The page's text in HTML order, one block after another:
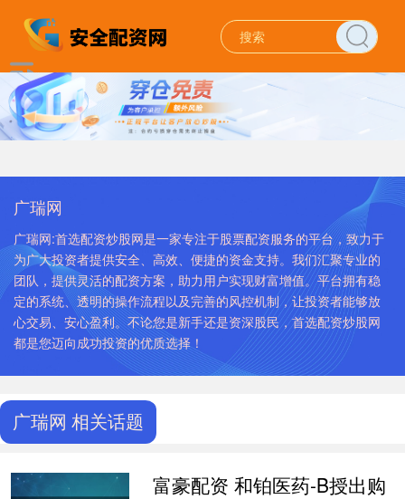
广瑞网
广瑞网:首选配资炒股网是一家专注于股票配资服务的平台，致力于
为广大投资者提供安全、高效、便捷的资金支持。我们汇聚专业的
团队，提供灵活的配资方案，助力用户实现财富增值。平台拥有稳
定的系统、透明的操作流程以及完善的风控机制，让投资者能够放
心交易、安心盈利。不论您是新手还是资深股民，首选配资炒股网
都是您迈向成功投资的优质选择！
广瑞网 相关话题
富豪配资 和铂医药-B授出购